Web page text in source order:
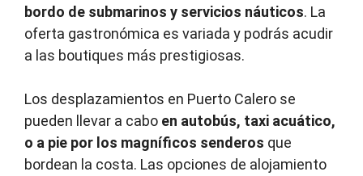
bordo de submarinos y servicios náuticos. La
oferta gastronómica es variada y podrás acudir
a las boutiques más prestigiosas.
Los desplazamientos en Puerto Calero se
pueden llevar a cabo en autobús, taxi acuático,
o a pie por los magníficos senderos que
bordean la costa. Las opciones de alojamiento